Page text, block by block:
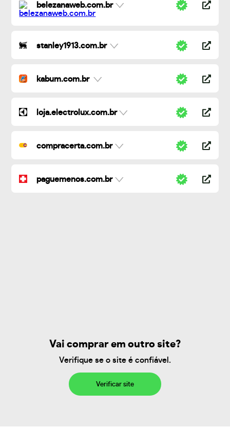
belezanaweb.com.br
stanley1913.com.br
kabum.com.br
loja.electrolux.com.br
compracerta.com.br
paguemenos.com.br
Vai comprar em outro site?
Verifique se o site é confiável.
Verificar site